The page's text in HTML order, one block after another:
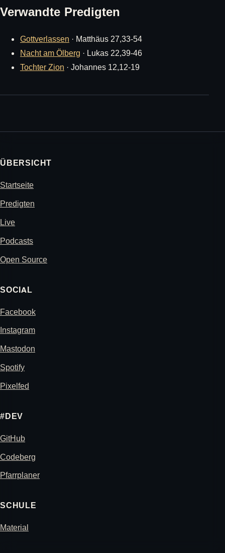
Verwandte Predigten
Gottverlassen · Matthäus 27,33-54
Nacht am Ölberg · Lukas 22,39-46
Tochter Zion · Johannes 12,12-19
ÜBERSICHT
Startseite
Predigten
Live
Podcasts
Open Source
SOCIAL
Facebook
Instagram
Mastodon
Spotify
Pixelfed
#DEV
GitHub
Codeberg
Pfarrplaner
SCHULE
Material